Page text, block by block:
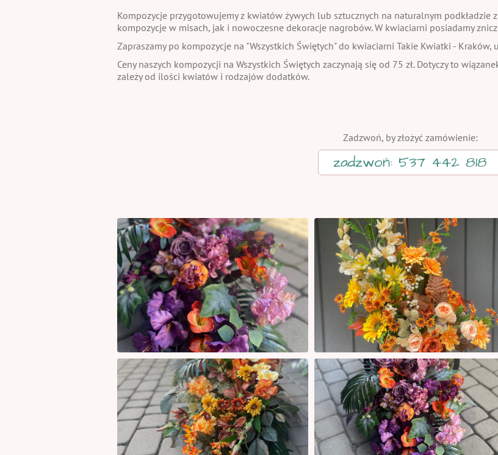
Kompozycje przygotowujemy z kwiatów żywych lub sztucznych na naturalnym podkładzie
kompozycje w misach, jak i nowoczesne dekoracje nagrobów. W kwiaciarni posiadamy
Zapraszamy po kompozycje na "Wszystkich Świętych" do kwiaciarni Takie Kwiatki - Kraków,
Ceny naszych kompozycji na Wszystkich Świętych zaczynają się od 75 zł. Dotyczy to
zależy od ilości kwiatów i rodzajów dodatków.
Zadzwoń, by złożyć zamówienie:
zadzwoń: 537 442 818